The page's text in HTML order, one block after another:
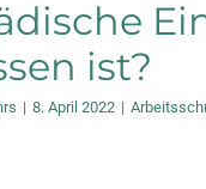
ist?
| 8. April 2022 |